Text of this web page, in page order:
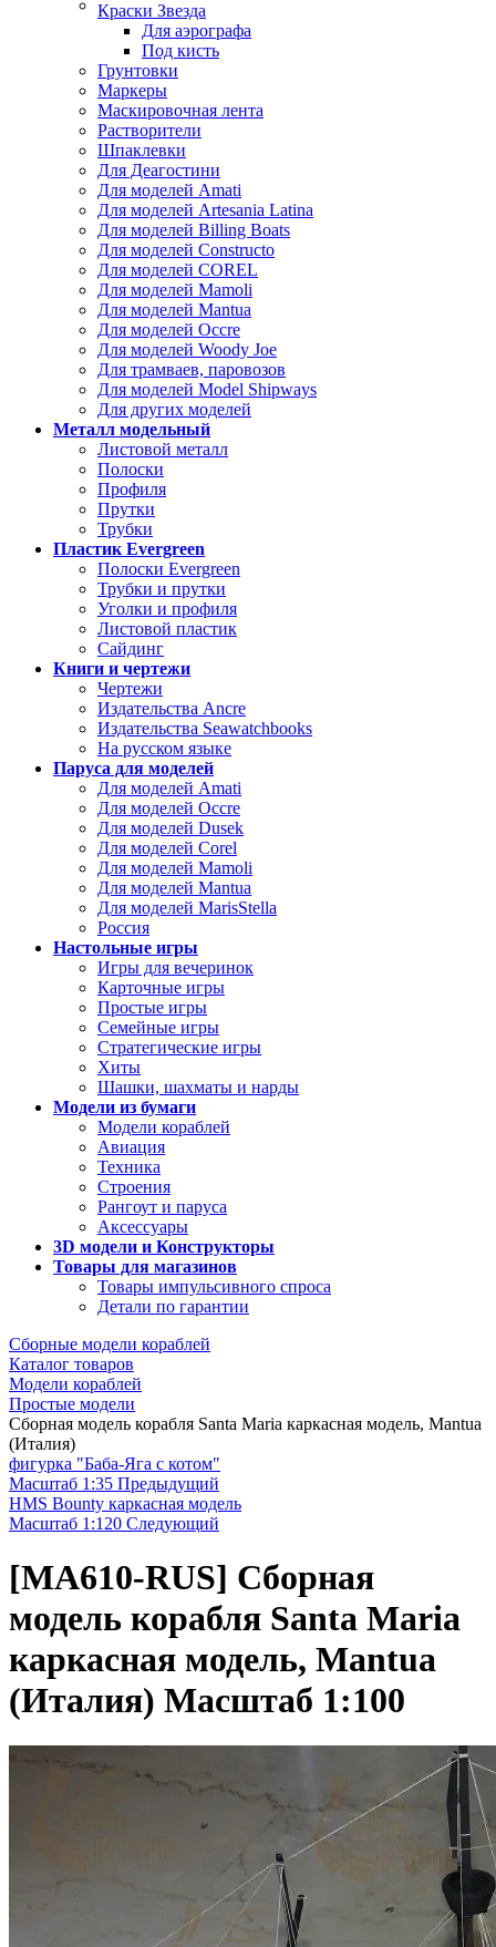
Краски Звезда
Для аэрографа
Под кисть
Грунтовки
Маркеры
Маскировочная лента
Растворители
Шпаклевки
Для Деагостини
Для моделей Amati
Для моделей Artesania Latina
Для моделей Billing Boats
Для моделей Constructo
Для моделей COREL
Для моделей Mamoli
Для моделей Mantua
Для моделей Occre
Для моделей Woody Joe
Для трамваев, паровозов
Для моделей Model Shipways
Для других моделей
Металл модельный
Листовой металл
Полоски
Профиля
Прутки
Трубки
Пластик Evergreen
Полоски Evergreen
Трубки и прутки
Уголки и профиля
Листовой пластик
Сайдинг
Книги и чертежи
Чертежи
Издательства Ancre
Издательства Seawatchbooks
На русском языке
Паруса для моделей
Для моделей Amati
Для моделей Occre
Для моделей Dusek
Для моделей Corel
Для моделей Mamoli
Для моделей Mantua
Для моделей MarisStella
Россия
Настольные игры
Игры для вечеринок
Карточные игры
Простые игры
Семейные игры
Стратегические игры
Хиты
Шашки, шахматы и нарды
Модели из бумаги
Модели кораблей
Авиация
Техника
Строения
Рангоут и паруса
Аксессуары
3D модели и Конструкторы
Товары для магазинов
Товары импульсивного спроса
Детали по гарантии
Сборные модели кораблей
Каталог товаров
Модели кораблей
Простые модели
Сборная модель корабля Santa Maria каркасная модель, Mantua
(Италия)
фигурка "Баба-Яга с котом"
Масштаб 1:35 Предыдущий
HMS Bounty каркасная модель
Масштаб 1:120 Следующий
[MA610-RUS] Сборная
модель корабля Santa Maria
каркасная модель, Mantua
(Италия) Масштаб 1:100